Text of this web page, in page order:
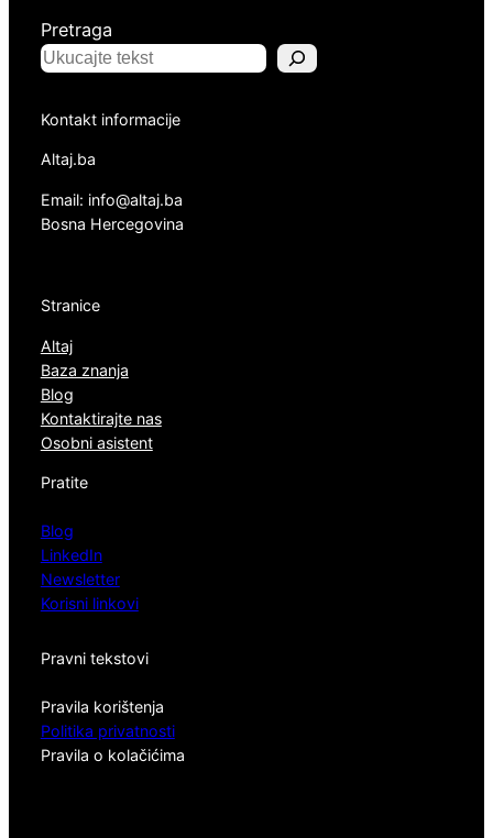
Pretraga
Kontakt informacije
Altaj.ba
Email: info@altaj.ba
Bosna Hercegovina
Stranice
Altaj
Baza znanja
Blog
Kontaktirajte nas
Osobni asistent
Pratite
Blog
LinkedIn
Newsletter
Korisni linkovi
Pravni tekstovi
Pravila korištenja
Politika privatnosti
Pravila o kolačićima